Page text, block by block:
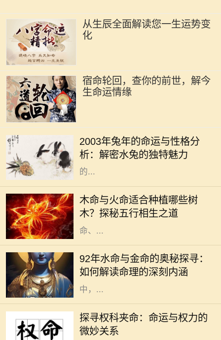
从生辰全面解读您一生运势变
化
宿命轮回，查你的前世，解今
生命运情缘
2003年兔年的命运与性格分
析：解密水兔的独特魅力
行命理学，这一年出生的人属于“水
兔”。水兔的特性受水的影响，个性
温和、灵活多变，给人一种温润如玉
的...
木命与火命适合种植哪些树
木？探秘五行相生之道
木命和火命是中国五行学说中的两个
重要概念，它们不仅影响着一个人的
性格与命运，还与植物的选择息息相
关。在中华文化中，树木代表着生
命、...
92年水命与金命的奥秘探寻：
如何解读命理的深刻内涵
在五行学说中，命理的分类通常依据
出生的年份、月份、日子和时辰来确
定，其中水命与金命便是两种常见的
命理类型。尤其在1992年出生的人
中，...
探寻权科夹命：命运与权力的
微妙关系
在这个瞬息万变的社会中，“权”与
“命”常常交织在一起，成为人们生活
中不可分割的两部分。权科夹命是一
个不常被提及的概念，但其所蕴含